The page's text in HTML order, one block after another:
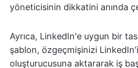
yöneticisinin dikkatini anında
Ayrıca, LinkedIn'e uygun bir
şablon, özgeçmişinizi
oluşturucusuna aktararak iş